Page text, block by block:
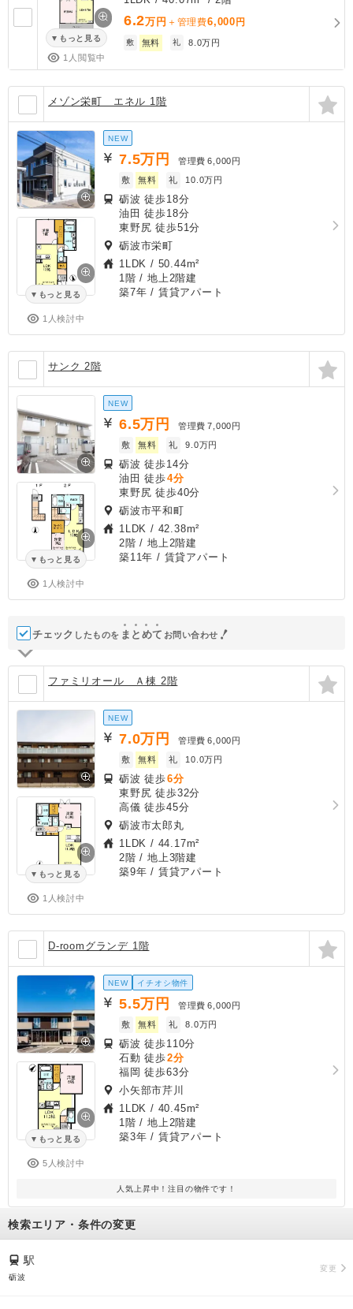
もっと見る
1人閲覧中
6.2万円 ＋管理費6,000 円
敷 無料 礼 8.0万円
メゾン栄町 エネル 1階
もっと見る
1人検討中
NEW
7.5万円 管理費 6,000円
敷
無料 礼 10.0万円
砺波 徒歩18分
油田 徒歩18分
東野尻 徒歩51分
砺波市栄町
1LDK / 50.44m²
1階 / 地上2階建
築7年 / 賃貸アパート
サンク 2階
もっと見る
1人検討中
NEW
6.5万円 管理費 7,000円
敷
無料 礼 9.0万円
砺波 徒歩14分
油田 徒歩4分
東野尻 徒歩40分
砺波市平和町
1LDK / 42.38m²
2階 / 地上2階建
築11年 / 賃貸アパート
チェック したものを ま と めて お問い合わせ
ファミリオール Ａ棟 2階
もっと見る
1人検討中
NEW
7.0万円 管理費 6,000円
敷
無料 礼 10.0万円
砺波 徒歩6分
東野尻 徒歩32分
高儀 徒歩45分
砺波市太郎丸
1LDK / 44.17m²
2階 / 地上3階建
築9年 / 賃貸アパート
D-roomグランデ 1階
もっと見る
5人検討中
NEW イチオシ物件
5.5万円 管理費 6,000円
敷
無料 礼 8.0万円
砺波 徒歩110分
石動 徒歩2分
福岡 徒歩63分
小矢部市芹川
1LDK / 40.45m²
1階 / 地上2階建
築3年 / 賃貸アパート
人気上昇中！注目の物件です！
検索エリア・条件の変更
駅
砺波
変更